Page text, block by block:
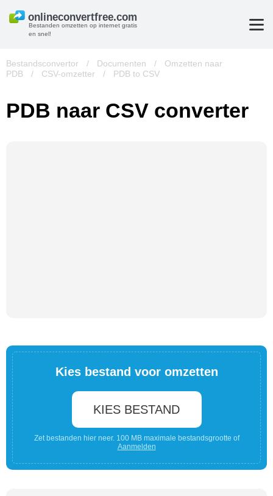
Bestanden omzetten op internet gratis
en snel!
Bestandsconvertor / Documenten /
Omzetten naar
PDB
/ CSV-omzetter / PDB to CSV
PDB naar CSV converter
Kies bestand voor omzetten
KIES BESTAND
Zet bestanden hier neer. 100 MB maximale bestandsgrootte of
Aanmelden